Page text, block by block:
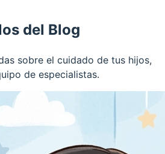
del Blog
sobre el cuidado de tus hijos,
de especialistas.